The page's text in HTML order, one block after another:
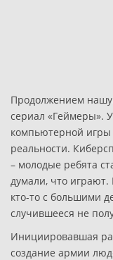
Продолжением
сериал «Геймеры».
компьютерной
реальности.
– молодые ребята
думали, что играют.
кто-то с большими
случившееся не
Инициировавшая
создание армии